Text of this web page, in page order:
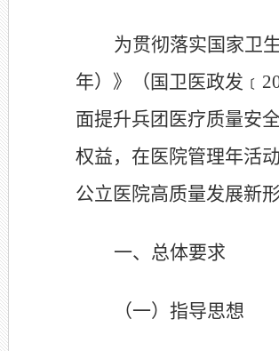
为贯彻落实国家卫
年）》（国卫医政发
面提升兵团医疗质量安
权益，在医院管理年活
公立医院高质量发展新
一、总体要求
（一）指导思想